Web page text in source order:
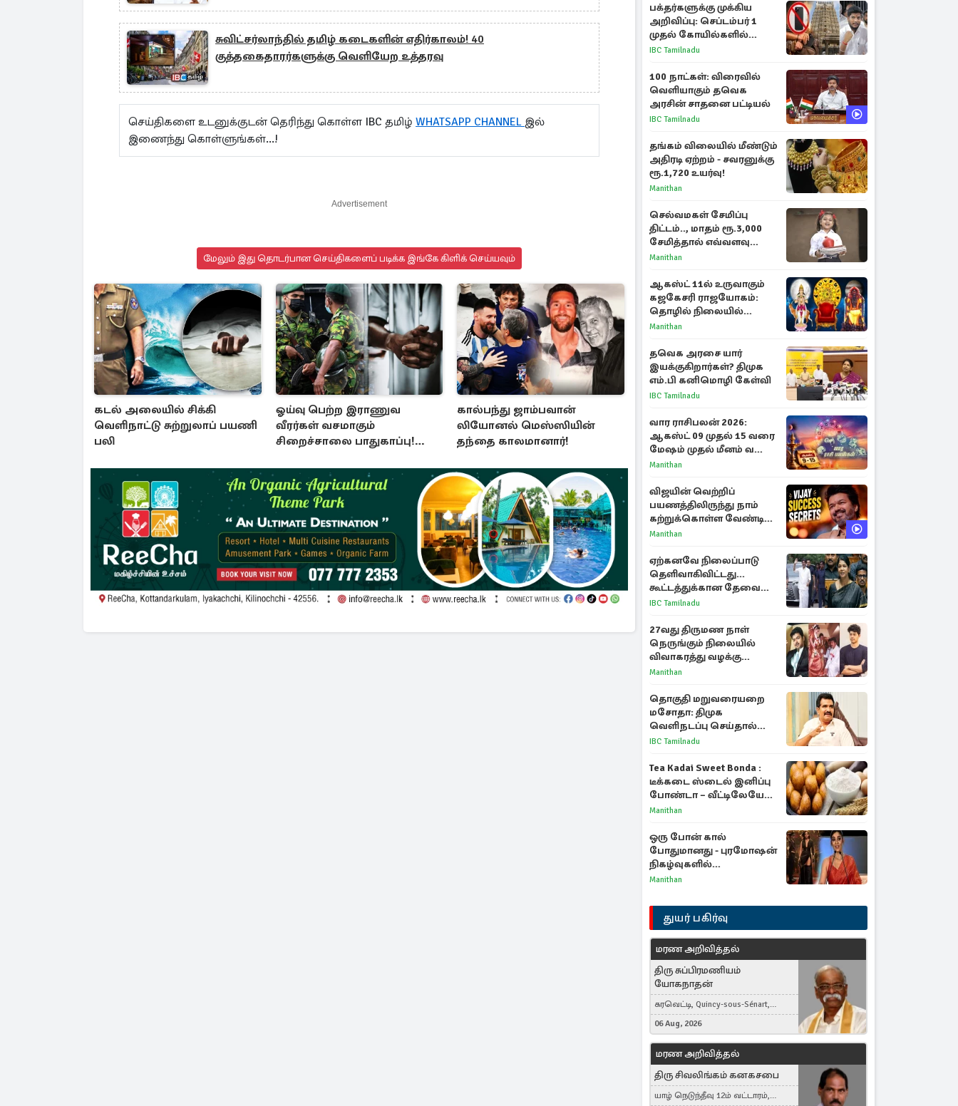
சுவிட்சர்லாந்தில் தமிழ் கடைகளின் எதிர்காலம்! 40
குத்தகைதாரர்களுக்கு வெளியேற உத்தரவு
செய்திகளை உடனுக்குடன் தெரிந்து கொள்ள IBC தமிழ் WHATSAPP CHANNEL இல்
இணைந்து கொள்ளுங்கள்...!
Advertisement
மேலும் இது தொடர்பான செய்திகளைப் படிக்க இங்கே கிளிக் செய்யவும்
கடல் அலையில் சிக்கி
வெளிநாட்டு சுற்றுலாப் பயணி
பலி
ஓய்வு பெற்ற இராணுவ
வீரர்கள் வசமாகும்
சிறைச்சாலை பாதுகாப்பு!
கால்பந்து ஜாம்பவான்
லியோனல் மெஸ்ஸியின்
தந்தை காலமானார்!
பக்தர்களுக்கு முக்கிய
அறிவிப்பு: செப்டம்பர் 1
முதல் கோயில்களில்
மொபைலுக்கு தடை!
IBC Tamilnadu
100 நாட்கள்: விரைவில்
வெளியாகும் தவெக
அரசின் சாதனை பட்டியல்
IBC Tamilnadu
தங்கம் விலையில் மீண்டும்
அதிரடி ஏற்றம் - சவரனுக்கு
ரூ.1,720 உயர்வு!
Manithan
செல்வமகள் சேமிப்பு
திட்டம்.., மாதம் ரூ.3,000
சேமித்தால் எவ்வளவு
கிடைக்கும்?
Manithan
ஆகஸ்ட் 11ல் உருவாகும்
கஜகேசரி ராஜயோகம்:
தொழில் நிலையில்
அதிர்ஷ்டம் பெறும் 3
Manithan
தவெக அரசை யார்
இயக்குகிறார்கள்? திமுக
எம்.பி கனிமொழி கேள்வி
IBC Tamilnadu
வார ராசிபலன் 2026:
ஆகஸ்ட் 09 முதல் 15 வரை
மேஷம் முதல் மீனம் வரை
முழு பலன்கள்
Manithan
விஜயின் வெற்றிப்
பயணத்திலிருந்து நாம்
கற்றுக்கொள்ள வேண்டிய
முக்கிய 3 விடயங்கள்!
Manithan
ஏற்கனவே நிலைப்பாடு
தெளிவாகிவிட்டது...
கூட்டத்துக்கான தேவை
என்ன? - கனிமொழி
IBC Tamilnadu
27வது திருமண நாள்
நெருங்கும் நிலையில்
விவாகரத்து வழக்கு
வாபஸ்! விஜய்யுடன்
Manithan
தொகுதி மறுவரையறை
மசோதா: திமுக
வெளிநடப்பு செய்தால்
ஆதரவாகவே கருதப்படும்
IBC Tamilnadu
Tea Kadai Sweet Bonda :
டீக்கடை ஸ்டைல் இனிப்பு
போண்டா – வீட்டிலேயே
செய்வது எப்படி?
Manithan
ஒரு போன் கால்
போதுமானது - புரமோஷன்
நிகழ்வுகளில்
பங்கேற்காதது குறித்து
Manithan
துயர் பகிர்வு
மரண அறிவித்தல்
திரு சுப்பிரமணியம்
யோகநாதன்
கரவெட்டி, Quincy-sous-Sénart,
France
06 Aug, 2026
மரண அறிவித்தல்
திரு சிவலிங்கம் கனகசபை
யாழ் நெடுந்தீவு 12ம் வட்டாரம்,